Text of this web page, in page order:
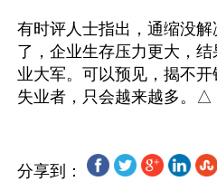
有时评人士指出，通缩没
了，企业生存压力更大，
业大军。可以预见，揭不
分享到：